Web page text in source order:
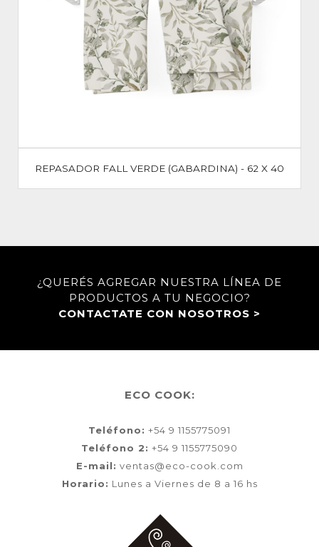
REPASADOR FALL VERDE (GABARDINA) - 62 X 40
¿QUERÉS AGREGAR NUESTRA LÍNEA DE
PRODUCTOS A TU NEGOCIO?
CONTACTATE CON NOSOTROS >
ECO COOK:
Teléfono: +54 9 1155775091
Teléfono 2: +54 9 1155775090
E-mail: ventas@eco-cook.com
Horario: Lunes a Viernes de 8 a 16 hs